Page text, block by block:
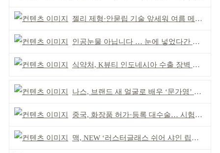
젤리 제형·안묻립 기술 앞세워 여름 메이크업 시장 공략
인공눈물 아닙니다 … 눈에 넣었다간 각막 손상
식약처, K뷰티 인도네시아 수출 장벽 완화 성과
나스, 브랜드 새 얼굴로 배우 ‘문가영’ 발탁
중국, 화장품 허가·등록 대수술… 시험자료 공용 허용
맥, NEW ‘러스터글래스 쉬어 샤인 립스틱’ 출시